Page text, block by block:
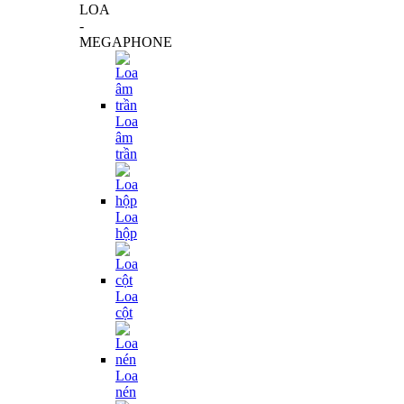
LOA
-
MEGAPHONE
Loa
âm
trần
Loa
hộp
Loa
cột
Loa
nén